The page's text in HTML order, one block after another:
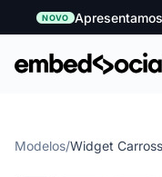
NOVO
Modelos/Widget